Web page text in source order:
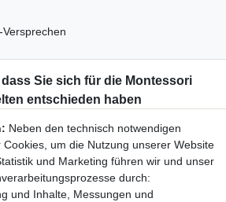
Materialien und
Neben den technisch notwendigen
um die Nutzung unserer Website
und Marketing führen wir und unser
durch:
und Inhalte, Messungen und